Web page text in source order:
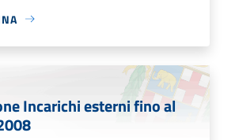
Incarichi esterni fino al